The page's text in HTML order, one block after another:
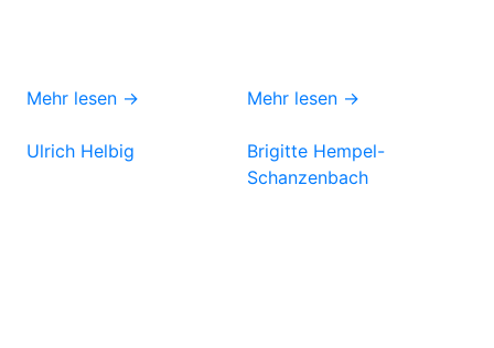
Mehr lesen → Mehr lesen →
Ulrich Helbig
Brigitte Hempel-
Schanzenbach